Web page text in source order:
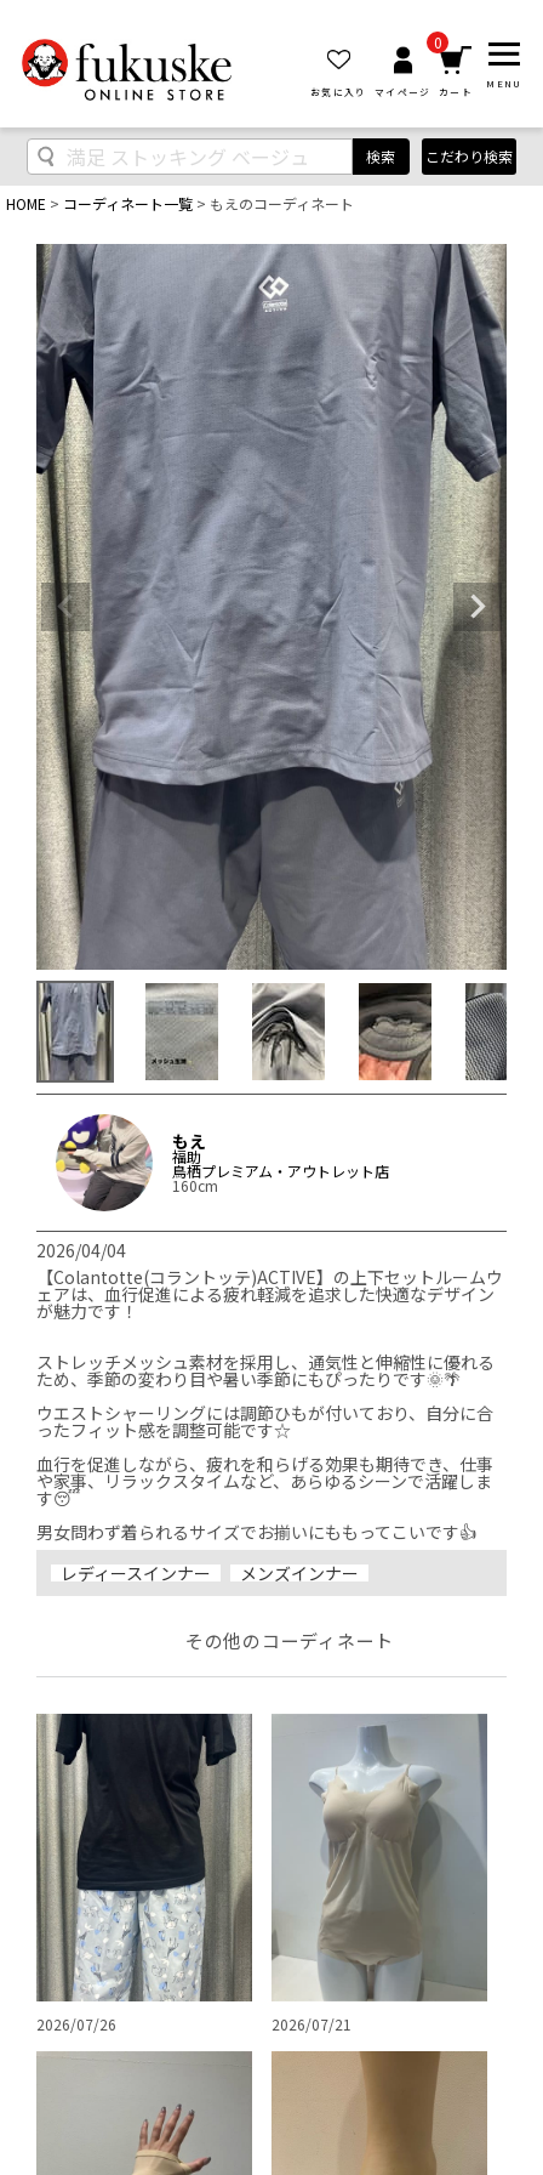
お気に入り マイページ
0
カート
MENU
検索 こだわり検索
HOME コーディネート一覧 もえのコーディネート
もえ
福助
鳥栖プレミアム・アウトレット店
160cm
2026/04/04
【Colantotte(コラントッテ)ACTIVE】の上下セットルームウ
ェアは、血行促進による疲れ軽減を追求した快適なデザイン
が魅力です！
ストレッチメッシュ素材を採用し、通気性と伸縮性に優れる
ため、季節の変わり目や暑い季節にもぴったりです🌞🌴
ウエストシャーリングには調節ひもが付いており、自分に合
ったフィット感を調整可能です☆
血行を促進しながら、疲れを和らげる効果も期待でき、仕事
や家事、リラックスタイムなど、あらゆるシーンで活躍しま
す😴
男女問わず着られるサイズでお揃いにももってこいです👍
レディースインナー
メンズインナー
その他のコーディネート
2026/07/26 2026/07/21